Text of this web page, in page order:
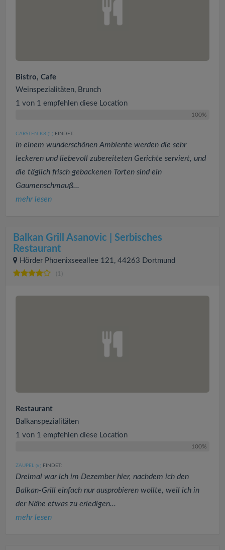
Bistro, Cafe
Weinspezialitäten, Brunch
1 von 1 empfehlen diese Location
100%
CARSTEN K8 (1 ) FINDET:
In einem wunderschönen Ambiente werden die sehr
leckeren und liebevoll zubereiteten Gerichte serviert, und
die täglich frisch gebackenen Torten sind ein
Gaumenschmauß...
mehr lesen
Balkan Grill Asanovic | Serbisches
Restaurant
Hörder Phoenixseeallee 121, 44263 Dortmund
(1)
Restaurant
Balkanspezialitäten
1 von 1 empfehlen diese Location
100%
ZAUPEL (6 ) FINDET:
Dreimal war ich im Dezember hier, nachdem ich den
Balkan-Grill einfach nur ausprobieren wollte, weil ich in
der Nähe etwas zu erledigen...
mehr lesen